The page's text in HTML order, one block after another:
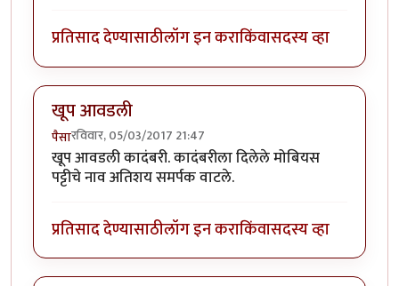
प्रतिसाद देण्यासाठीलॉग इन कराकिंवासदस्य व्हा
खूप आवडली
पैसारविवार, 05/03/2017 21:47
खूप आवडली कादंबरी. कादंबरीला दिलेले मोबियस
पट्टीचे नाव अतिशय समर्पक वाटले.
प्रतिसाद देण्यासाठीलॉग इन कराकिंवासदस्य व्हा